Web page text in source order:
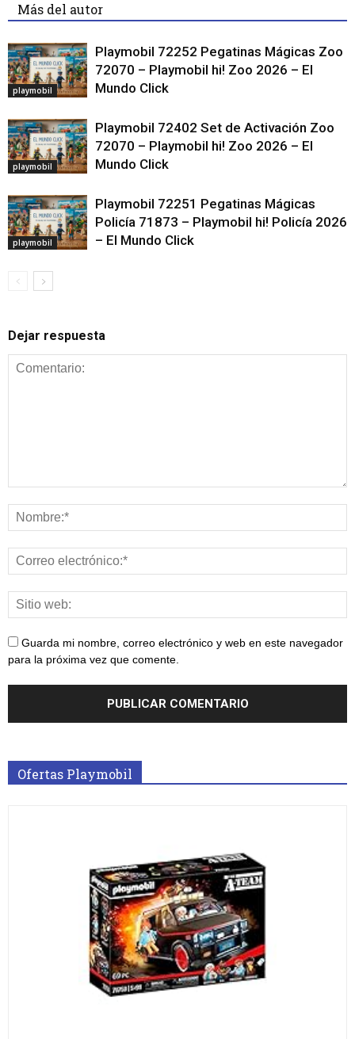
Más del autor
playmobil
Playmobil 72252 Pegatinas Mágicas Zoo
72070 – Playmobil hi! Zoo 2026 – El
Mundo Click
playmobil
Playmobil 72402 Set de Activación Zoo
72070 – Playmobil hi! Zoo 2026 – El
Mundo Click
playmobil
Playmobil 72251 Pegatinas Mágicas
Policía 71873 – Playmobil hi! Policía 2026
– El Mundo Click
Dejar respuesta
Guarda mi nombre, correo electrónico y web en este navegador
para la próxima vez que comente.
Ofertas Playmobil